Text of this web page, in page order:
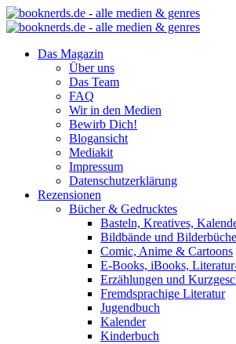
Das Magazin
Über uns
Das Team
FAQ
Wir in den Medien
Bewirb Dich!
Blogansicht
Mediakit
Impressum
Datenschutzerklärung
Rezensionen
Bücher & Gedrucktes
Basteln, Kreatives,
Bildbände und
Comic, Anime & Cartoons
E-Books, iBooks,
Erzählungen und
Fremdsprachige Literatur
Jugendbuch
Kalender
Kinderbuch